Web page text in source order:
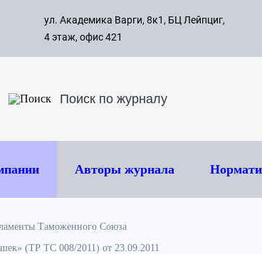
ул. Академика Варги, 8к1, БЦ Лейпциг,
4 этаж, офис 421
Авторы журнала
Таможенного Союза
(ТР ТС 008/2011) от 23.09.2011